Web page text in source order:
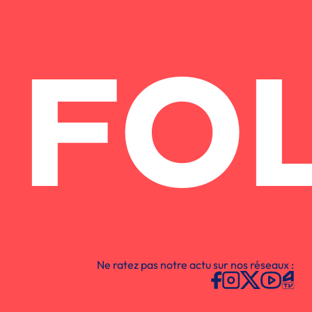
Ne ratez pas notre actu sur nos réseaux :